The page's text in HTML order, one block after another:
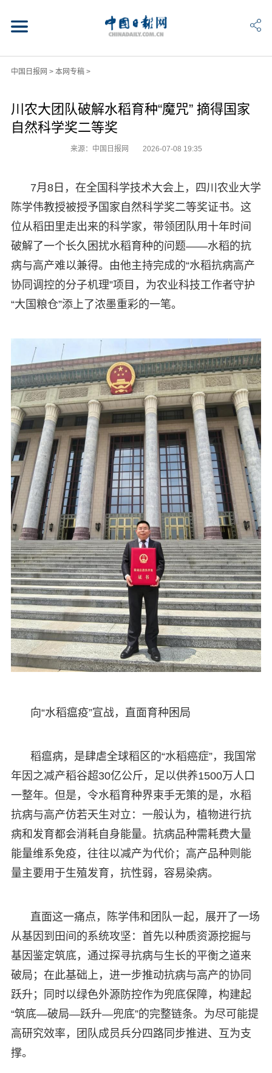
中国日报网 > 本网专稿>
川农大团队破解水稻育种“魔咒” 摘得国家
自然科学奖二等奖
来源：中国日报网 2026-07-08 19:35
7月8日，在全国科学技术大会上，四川农业大学
陈学伟教授被授予国家自然科学奖二等奖证书。这
位从稻田里走出来的科学家，带领团队用十年时间
破解了一个长久困扰水稻育种的问题——水稻的抗
病与高产难以兼得。由他主持完成的“水稻抗病高产
协同调控的分子机理”项目，为农业科技工作者守护
“大国粮仓”添上了浓墨重彩的一笔。
向“水稻瘟疫”宣战，直面育种困局
稻瘟病，是肆虐全球稻区的“水稻癌症”，我国常
年因之减产稻谷超30亿公斤，足以供养1500万人口
一整年。但是，令水稻育种界束手无策的是，水稻
抗病与高产仿若天生对立：一般认为，植物进行抗
病和发育都会消耗自身能量。抗病品种需耗费大量
能量维系免疫，往往以减产为代价；高产品种则能
量主要用于生殖发育，抗性弱，容易染病。
直面这一痛点，陈学伟和团队一起，展开了一场
从基因到田间的系统攻坚：首先以种质资源挖掘与
基因鉴定筑底，通过探寻抗病与生长的平衡之道来
破局；在此基础上，进一步推动抗病与高产的协同
跃升；同时以绿色外源防控作为兜底保障，构建起
“筑底—破局—跃升—兜底”的完整链条。为尽可能提
高研究效率，团队成员兵分四路同步推进、互为支
撑。